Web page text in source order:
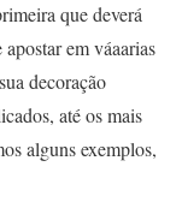
que deverá
em váaarias
decoração
até os mais
alguns exemplos,